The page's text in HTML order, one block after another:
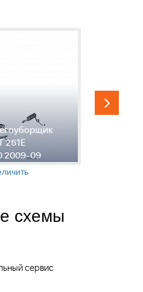
261E
2009-09
схемы
сервис